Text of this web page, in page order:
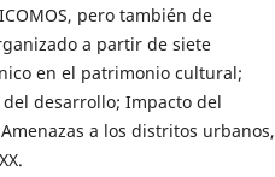
pero también de
a partir de siete
en el patrimonio cultural;
desarrollo; Impacto del
a los distritos urbanos,